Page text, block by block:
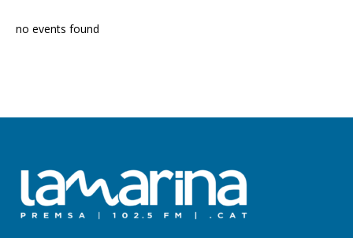
no events found